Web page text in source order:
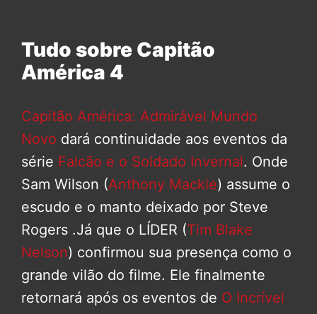
Tudo sobre Capitão
América 4
Capitão América: Admirável Mundo
Novo dará continuidade aos eventos da
série Falcão e o Soldado Invernal. Onde
Sam Wilson (Anthony Mackie) assume o
escudo e o manto deixado por Steve
Rogers .Já que o LÍDER (Tim Blake
Nelson) confirmou sua presença como o
grande vilão do filme. Ele finalmente
retornará após os eventos de O Incrível